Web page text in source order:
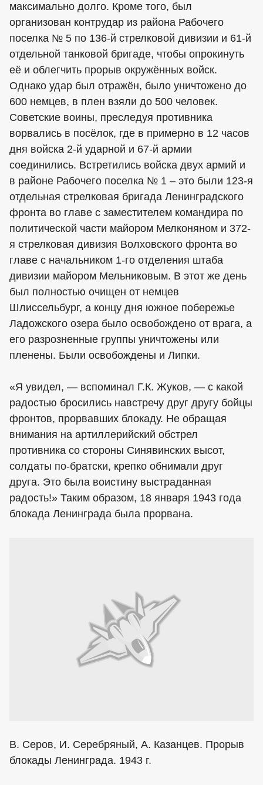
максимально долго. Кроме того, был
организован контрудар из района Рабочего
поселка № 5 по 136-й стрелковой дивизии и 61-й
отдельной танковой бригаде, чтобы опрокинуть
её и облегчить прорыв окружённых войск.
Однако удар был отражён, было уничтожено до
600 немцев, в плен взяли до 500 человек.
Советские воины, преследуя противника
ворвались в посёлок, где в примерно в 12 часов
дня войска 2-й ударной и 67-й армии
соединились. Встретились войска двух армий и
в районе Рабочего поселка № 1 – это были 123-я
отдельная стрелковая бригада Ленинградского
фронта во главе с заместителем командира по
политической части майором Мелконяном и 372-
я стрелковая дивизия Волховского фронта во
главе с начальником 1-го отделения штаба
дивизии майором Мельниковым. В этот же день
был полностью очищен от немцев
Шлиссельбург, а концу дня южное побережье
Ладожского озера было освобождено от врага, а
его разрозненные группы уничтожены или
пленены. Были освобождены и Липки.
«Я увидел, — вспоминал Г.К. Жуков, — с какой
радостью бросились навстречу друг другу бойцы
фронтов, прорвавших блокаду. Не обращая
внимания на артиллерийский обстрел
противника со стороны Синявинских высот,
солдаты по-братски, крепко обнимали друг
друга. Это была воистину выстраданная
радость!» Таким образом, 18 января 1943 года
блокада Ленинграда была прорвана.
В. Серов, И. Серебряный, А. Казанцев. Прорыв
блокады Ленинграда. 1943 г.